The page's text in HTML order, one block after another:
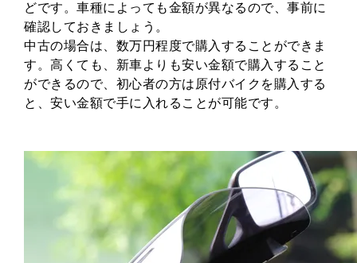
どです。車種によっても金額が異なるので、事前に
確認しておきましょう。
中古の場合は、数万円程度で購入することができま
す。高くても、新車よりも安い金額で購入すること
ができるので、初心者の方は原付バイクを購入する
と、安い金額で手に入れることが可能です。